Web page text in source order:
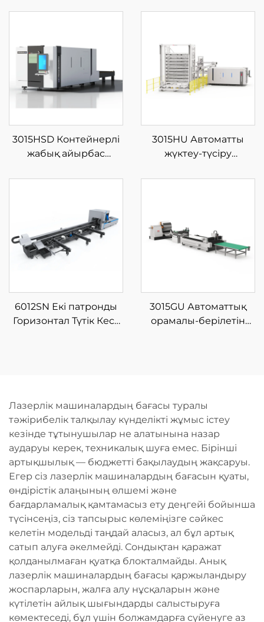
3015HSD Контейнерлі
жабық айырбас
талшықты лазерлі кесу
3015HU Автоматты
жүктеу-түсіру
жабық типті шыны
6012SN Екі патронды
Горизонтал Түтік Кесу
3015GU Автоматтық
орамалы-берілетін
Лазерлік машиналардың бағасы туралы
тәжірибелік талқылау күнделікті жұмыс істеу
кезінде тұтынушылар не алатынына назар
аударуы керек, техникалық шуға емес. Бірінші
артықшылық — бюджетті бақылаудың жақсаруы.
Егер сіз лазерлік машиналардың бағасын қуаты,
өндірістік алаңының өлшемі және
бағдарламалық қамтамасыз ету деңгейі бойынша
түсінсеңіз, сіз тапсырыс көлеміңізге сәйкес
келетін модельді таңдай аласыз, ал бұл артық
сатып алуға әкелмейді. Сондықтан қаражат
қолданылмаған қуатқа блокталмайды. Анық
лазерлік машиналардың бағасы қаржыландыру
жоспарларын, жалға алу нұсқаларын және
күтілетін айлық шығындарды салыстыруға
көмектеседі, бұл үшін болжамдарға сүйенуге аз